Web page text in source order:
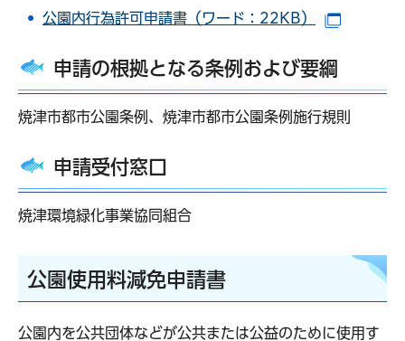
公園内行為許可申請書（ワード：22KB）
申請の根拠となる条例および要綱
焼津市都市公園条例、焼津市都市公園条例施行規則
申請受付窓口
焼津環境緑化事業協同組合
公園使用料減免申請書
公園内を公共団体などが公共または公益のために使用す